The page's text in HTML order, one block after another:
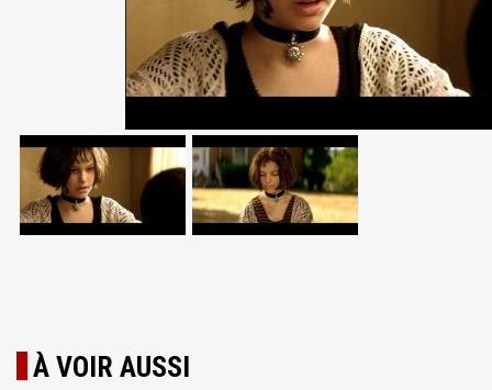
À VOIR AUSSI